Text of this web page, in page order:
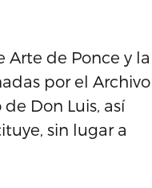
Arte de Ponce y la
por el Archivo
Don Luis, así
sin lugar a